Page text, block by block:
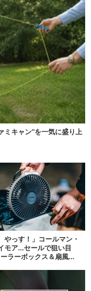
ミキャン”を一気に盛り上
やっす！」コールマン・
モア…セールで狙い目
ラーボックス＆扇風